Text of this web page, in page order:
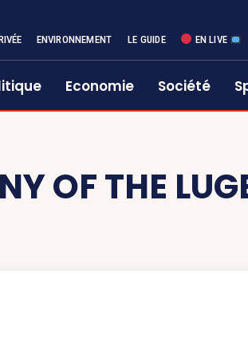
ENVIRONNEMENT LE GUIDE EN LIVE
Economie Société
OF THE